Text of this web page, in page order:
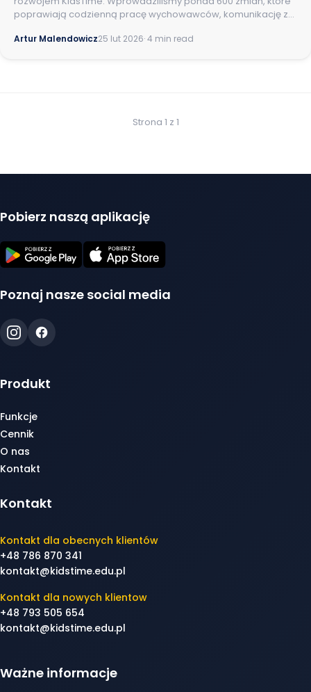
poprawiają codzienną pracę wychowawców, komunikację z
przegląd najważniejszych nowości.
Artur Malendowicz25 lut 2026· 4 min read
Strona 1 z 1
Pobierz naszą aplikację
Poznaj nasze social media
Produkt
Funkcje
Cennik
O nas
Kontakt
Kontakt
Kontakt dla obecnych klientów
+48 786 870 341
kontakt@kidstime.edu.pl
Kontakt dla nowych klientow
+48 793 505 654
kontakt@kidstime.edu.pl
Ważne informacje